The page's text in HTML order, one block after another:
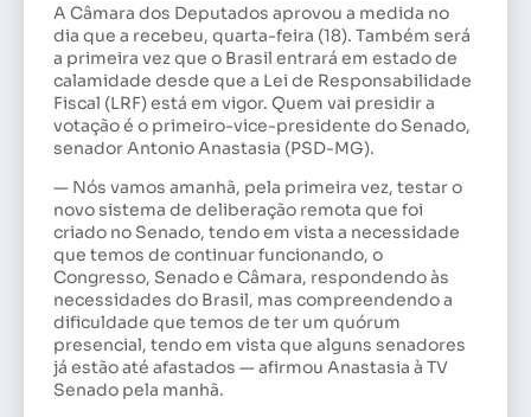
A Câmara dos Deputados aprovou a medida no
dia que a recebeu, quarta-feira (18). Também será
a primeira vez que o Brasil entrará em estado de
calamidade desde que a Lei de Responsabilidade
Fiscal (LRF) está em vigor. Quem vai presidir a
votação é o primeiro-vice-presidente do Senado,
senador Antonio Anastasia (PSD-MG).
— Nós vamos amanhã, pela primeira vez, testar o
novo sistema de deliberação remota que foi
criado no Senado, tendo em vista a necessidade
que temos de continuar funcionando, o
Congresso, Senado e Câmara, respondendo às
necessidades do Brasil, mas compreendendo a
dificuldade que temos de ter um quórum
presencial, tendo em vista que alguns senadores
já estão até afastados — afirmou Anastasia à TV
Senado pela manhã.